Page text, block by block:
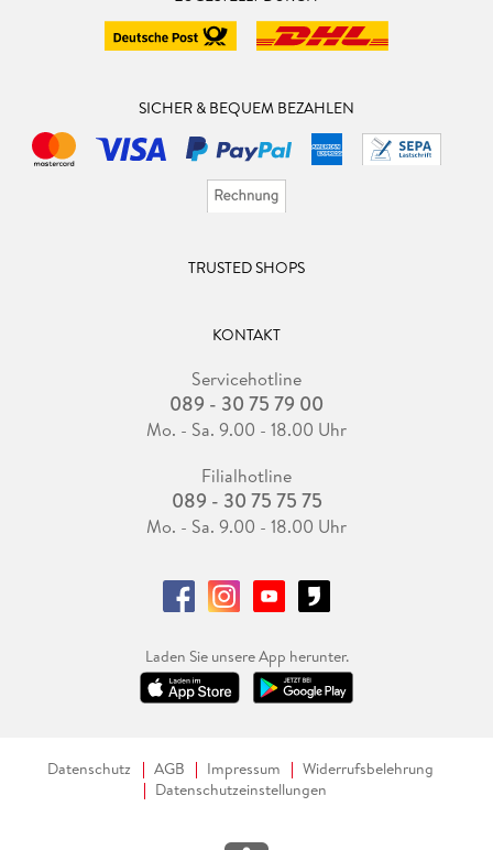
SICHER & BEQUEM BEZAHLEN
TRUSTED SHOPS
KONTAKT
Servicehotline
089 - 30 75 79 00
Mo. - Sa. 9.00 - 18.00 Uhr
Filialhotline
089 - 30 75 75 75
Mo. - Sa. 9.00 - 18.00 Uhr
Laden Sie unsere App herunter.
Datenschutz AGB Impressum
Widerrufsbelehrung
Datenschutzeinstellungen